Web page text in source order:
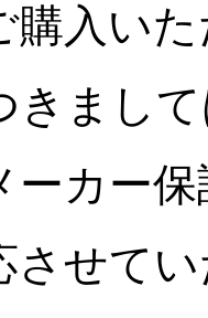
購入い
きまし
ーカー
させて